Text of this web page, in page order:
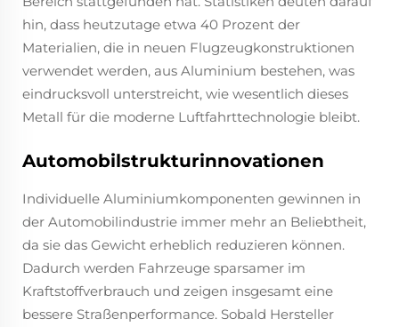
hin, dass heutzutage etwa 40 Prozent der
Materialien, die in neuen Flugzeugkonstruktionen
verwendet werden, aus Aluminium bestehen, was
eindrucksvoll unterstreicht, wie wesentlich dieses
Metall für die moderne Luftfahrttechnologie bleibt.
Automobilstrukturinnovationen
Individuelle Aluminiumkomponenten gewinnen in
der Automobilindustrie immer mehr an Beliebtheit,
da sie das Gewicht erheblich reduzieren können.
Dadurch werden Fahrzeuge sparsamer im
Kraftstoffverbrauch und zeigen insgesamt eine
bessere Straßenperformance. Sobald Hersteller